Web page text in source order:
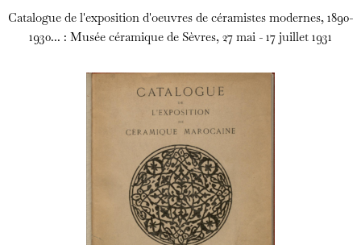
Catalogue de l'exposition d'oeuvres de céramistes modernes, 1890-
1930... : Musée céramique de Sèvres, 27 mai - 17 juillet 1931